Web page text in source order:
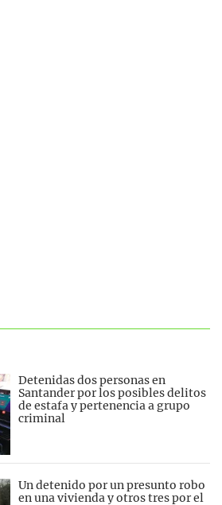
Detenidas dos personas en
Santander por los posibles delitos
de estafa y pertenencia a grupo
criminal
Un detenido por un presunto robo
en una vivienda y otros tres por el